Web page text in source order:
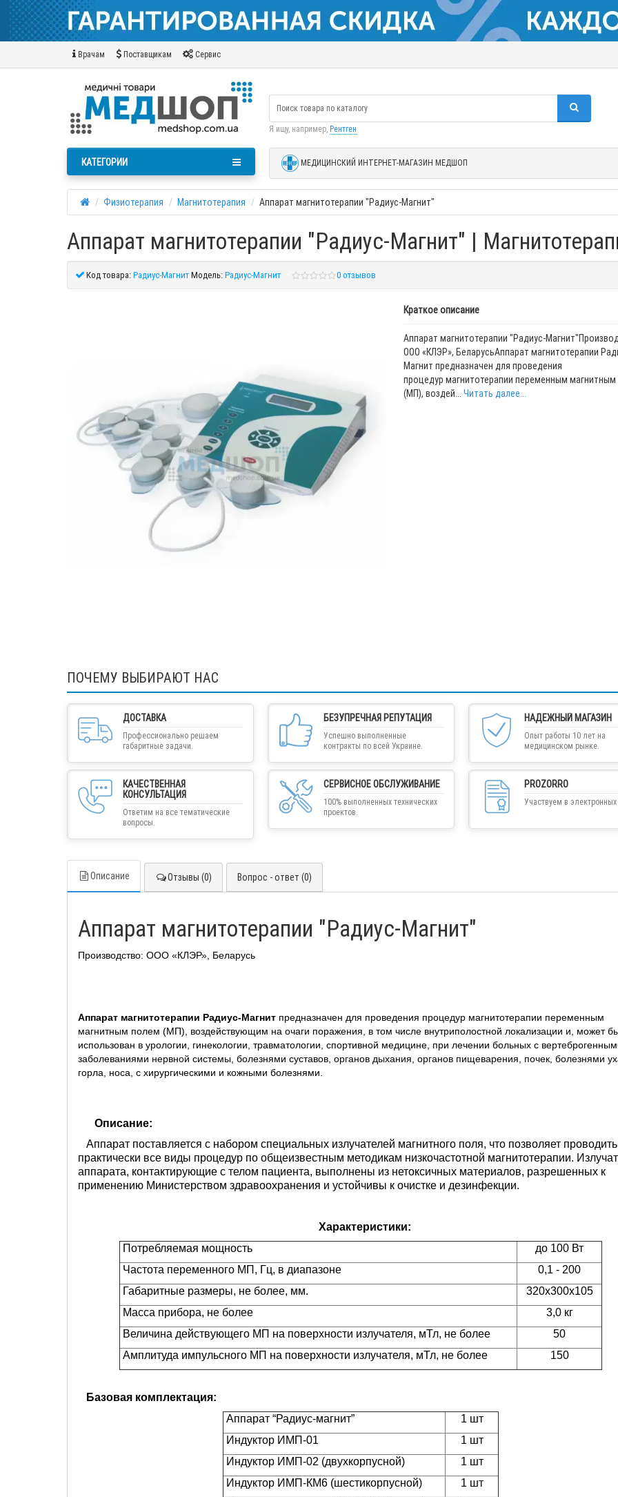
Врачам Поставщикам Сервис
Я ищу, например, Рентген
КАТЕГОРИИ МЕДИЦИНСКИЙ ИНТЕРНЕТ-МАГАЗИН МЕДШОП
Физиотерапия Магнитотерапия Аппарат магнитотерапии "Радиус-Магнит"
Аппарат магнитотерапии "Радиус-Магнит" |
Код товара:Радиус-МагнитМодель:Радиус-Магнит 0 отзывов
Краткое описание
Аппарат магнитотерапии "Радиус-
ООО «КЛЭР», БеларусьАппарат магнитотерапии
Магнит предназначен для проведения
процедур магнитотерапии переменным
(МП), воздей... Читать далее...
ПОЧЕМУ ВЫБИРАЮТ НАС
ДОСТАВКА
Профессионально решаем
габаритные задачи.
БЕЗУПРЕЧНАЯ РЕПУТАЦИЯ
Успешно выполненные
контракты по всей Украине.
НАДЕЖНЫЙ МАГАЗИН
Опыт работы 10 лет на
медицинском рынке.
КАЧЕСТВЕННАЯ
КОНСУЛЬТАЦИЯ
Ответим на все тематические
вопросы.
СЕРВИСНОЕ ОБСЛУЖИВАНИЕ
100% выполненных технических
проектов.
PROZORRO
Участвуем в электронных
Описание Отзывы (0) Вопрос - ответ (0)
Аппарат магнитотерапии "Радиус-Магнит"
Производство: ООО «КЛЭР», Беларусь
Аппарат магнитотерапии Радиус-Магнит предназначен для проведения процедур магнитотерапии переменным
магнитным полем (МП), воздействующим на очаги поражения, в том числе внутриполостной локализации и, может
использован в урологии, гинекологии, травматологии, спортивной медицине, при лечении больных с
заболеваниями нервной системы, болезнями суставов, органов дыхания, органов пищеварения, почек, болезнями
горла, носа, с хирургическими и кожными болезнями.
Описание:
Аппарат поставляется с набором специальных излучателей магнитного поля, что позволяет проводить
практически все виды процедур по общеизвестным методикам низкочастотной магнитотерапии.
аппарата, контактирующие с телом пациента, выполнены из нетоксичных материалов, разрешенных к
применению Министерством здравоохранения и устойчивы к очистке и дезинфекции.
Характеристики:
Потребляемая мощность
до 100 Вт
Частота переменного МП, Гц, в диапазоне
0,1 - 200
Габаритные размеры, не более, мм.
320х300х105
Масса прибора, не более
3,0 кг
Величина действующего МП на поверхности излучателя, мТл, не более
50
Амплитуда импульсного МП на поверхности излучателя, мТл, не более
150
Базовая комплектация:
Аппарат “Радиус-магнит”
1 шт
Индуктор ИМП-01
1 шт
Индуктор ИМП-02 (двухкорпусной)
1 шт
Индуктор ИМП-КМ6 (шестикорпусной)
1 шт